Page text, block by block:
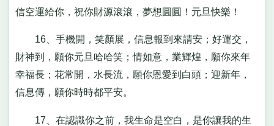
信空運給你，祝你財源滾滾，夢想圓圓！元旦快樂！
16、手機開，笑顏展，信息報到來請安；好運交，
財神到，願你元旦哈哈笑；情如意，業輝煌，願你來年
幸福長；花常開，水長流，願你恩愛到白頭；迎新年，
信息傳，願你時時都平安。
17、在認識你之前，我生命是空白，是你讓我的生